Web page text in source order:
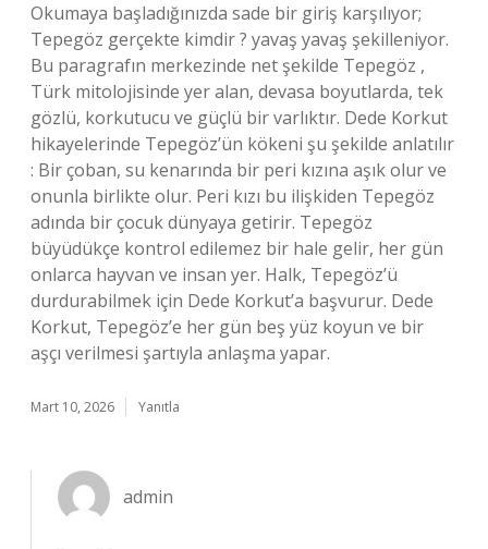
Okumaya başladığınızda sade bir giriş karşılıyor;
Tepegöz gerçekte kimdir ? yavaş yavaş şekilleniyor.
Bu paragrafın merkezinde net şekilde Tepegöz ,
Türk mitolojisinde yer alan, devasa boyutlarda, tek
gözlü, korkutucu ve güçlü bir varlıktır. Dede Korkut
hikayelerinde Tepegöz’ün kökeni şu şekilde anlatılır
: Bir çoban, su kenarında bir peri kızına aşık olur ve
onunla birlikte olur. Peri kızı bu ilişkiden Tepegöz
adında bir çocuk dünyaya getirir. Tepegöz
büyüdükçe kontrol edilemez bir hale gelir, her gün
onlarca hayvan ve insan yer. Halk, Tepegöz’ü
durdurabilmek için Dede Korkut’a başvurur. Dede
Korkut, Tepegöz’e her gün beş yüz koyun ve bir
aşçı verilmesi şartıyla anlaşma yapar.
Mart 10, 2026 Yanıtla
admin